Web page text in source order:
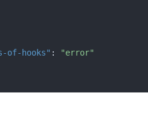
of-hooks" :
"error"